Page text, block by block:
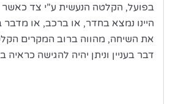
בפועל, הקלטה הנעשית ע”י צד כאשר
היינו נמצא בחדר, או ברכב, או מדבר
את השיחה, מהווה ברוב המקרים
דבר בעניין וניתן יהיה להגישה